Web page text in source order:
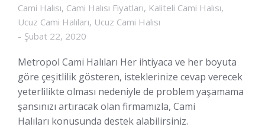
Cami Halısı, Cami Halısı Fiyatları, Kaliteli Cami Halısı,
Ucuz Cami Halıları, Ucuz Cami Halısı
Şubat 22, 2020
Metropol Cami Halıları Her ihtiyaca ve her boyuta
göre çeşitlilik gösteren, isteklerinize cevap verecek
yeterlilikte olması nedeniyle de problem yaşamama
şansınızı artıracak olan firmamızla, Cami
Halıları konusunda destek alabilirsiniz.